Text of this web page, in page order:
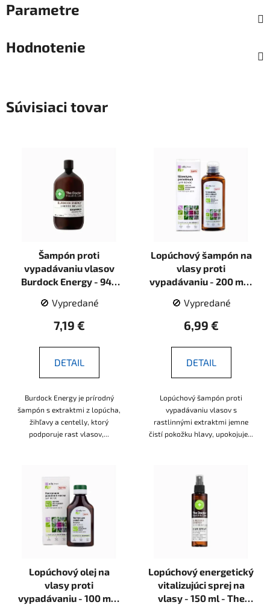
Parametre
Hodnotenie
Súvisiaci tovar
Šampón proti
vypadávaniu vlasov
Burdock Energy - 946
& Care
🚫 Vypredané
7,19 €
DETAIL
Burdock Energy je prírodný
šampón s extraktmi z lopúcha,
žihľavy a centelly, ktorý
podporuje rast vlasov,...
Lopúchový šampón na
vlasy proti
vypadávaniu - 200 ml -
🚫 Vypredané
6,99 €
DETAIL
Lopúchový šampón proti
vypadávaniu vlasov s
rastlinnými extraktmi jemne
čistí pokožku hlavy, upokojuje...
Lopúchový olej na
vlasy proti
vypadávaniu - 100 ml -
Lopúchový energetický
vitalizujúci sprej na
vlasy - 150 ml - The